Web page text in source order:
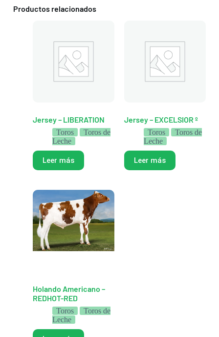
Productos relacionados
Jersey – LIBERATION
Toros
Toros de
Leche
Leer más
Jersey – EXCELSIOR º
Toros
Toros de
Leche
Leer más
Holando Americano –
REDHOT-RED
Toros
Toros de
Leche